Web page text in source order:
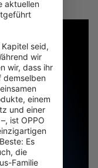
aktuellen
seid,
wir
wir, dass ihr
demselben
einem
und einer
ist OPPO
Es
die
Familie